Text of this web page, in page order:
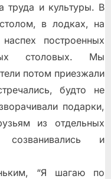
труда и культуры. В
в лодках, на
построенных
столовых. Мы
потом приезжали
будто не
подарки,
из отдельных
и
“Я шагаю по